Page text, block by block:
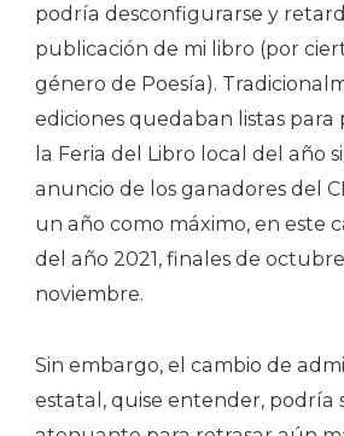
podría desconfigurarse y
publicación de mi libro (por
género de Poesía).
ediciones quedaban listas para
la Feria del Libro local del año
anuncio de los ganadores del
un año como máximo, en este
del año 2021, finales de
noviembre.
Sin embargo, el cambio de
estatal, quise entender, podría